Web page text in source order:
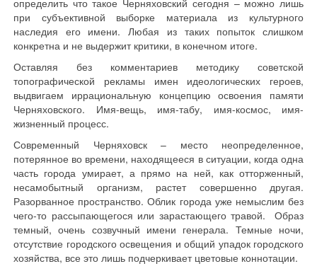
определить что такое Черняховский сегодня – можно лишь
при субъективной выборке материала из культурного
наследия его имени. Любая из таких попыток слишком
конкретна и не выдержит критики, в конечном итоге.
Оставляя без комментариев методику советской
топографической рекламы имен идеологических героев,
выдвигаем иррациональную концепцию освоения памяти
Черняховского. Имя-вещь, имя-табу, имя-космос, имя-
жизненный процесс.
Современный Черняховск – место неопределенное,
потерянное во времени, находящееся в ситуации, когда одна
часть города умирает, а прямо на ней, как отторженный,
несамобытный организм, растет совершенно другая.
Разорванное пространство. Облик города уже немыслим без
чего-то рассыпающегося или зарастающего травой. Образ
темный, очень созвучный имени генерала. Темные ночи,
отсутствие городского освещения и общий упадок городского
хозяйства, все это лишь подчеркивает цветовые коннотации.